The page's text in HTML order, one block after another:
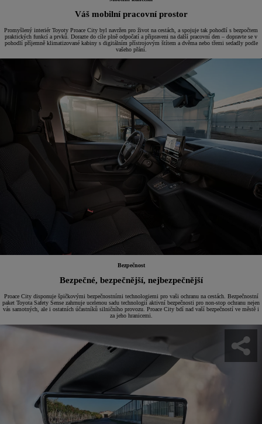
Váš mobilní pracovní prostor
Promyšlený interiér Toyoty Proace City byl navržen pro život na cestách, a spojuje tak pohodlí s bezpočtem
praktických funkcí a prvků. Dorazte do cíle plně odpočatí a připraveni na další pracovní den – dopravte se v
pohodlí příjemně klimatizované kabiny s digitálním přístrojovým štítem a dvěma nebo třemi sedadly podle
vašeho přání.
Bezpečnost
Bezpečné, bezpečnější, nejbezpečnější
Proace City disponuje špičkovými bezpečnostními technologiemi pro vaši ochranu na cestách. Bezpečnostní
paket Toyota Safety Sense zahrnuje ucelenou sadu technologií aktivní bezpečnosti pro non-stop ochranu nejen
vás samotných, ale i ostatních účastníků silničního provozu. Proace City bdí nad vaší bezpečností ve městě i
za jeho hranicemi.